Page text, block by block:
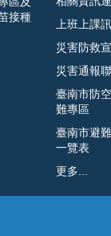
接種
上班上課
災害防救
災害通報
臺南市防
難專區
臺南市避
一覽表
更多...